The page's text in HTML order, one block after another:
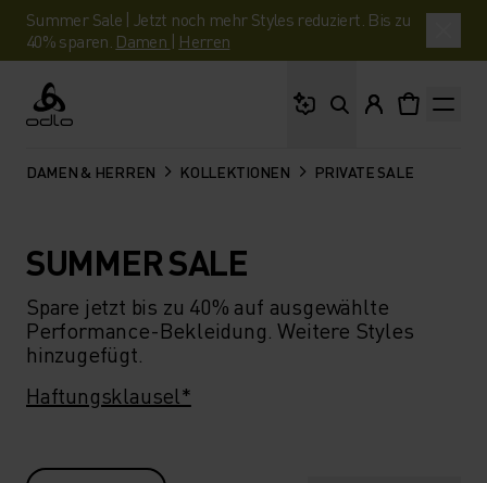
Summer Sale | Jetzt noch mehr Styles reduziert. Bis zu
40% sparen. Damen | Herren
Odlo
DAMEN & HERREN KOLLEKTIONEN PRIVATE SALE
SUMMER SALE
Spare jetzt bis zu 40% auf ausgewählte
Performance-Bekleidung. Weitere Styles
hinzugefügt.
Haftungsklausel*